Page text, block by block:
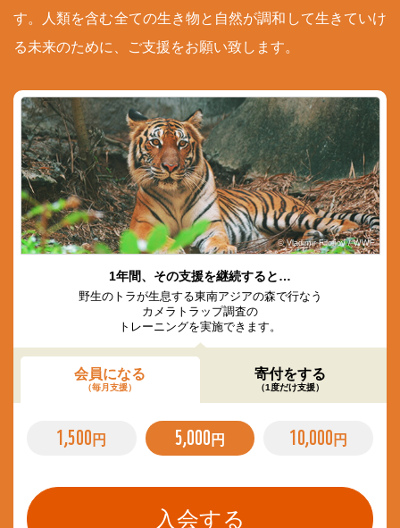
す。人類を含む全ての生き物と自然が調和して生きていけ
る未来のために、ご支援をお願い致します。
© Vladimir Filonov / WWF
1年間、その支援を継続すると…
野生のトラが生息する東南アジアの森で行なう
カメラトラップ調査の
トレーニングを実施できます。
会員になる
（毎月支援）
寄付をする
（1度だけ支援）
1,500 円 5,000 円 10,000 円